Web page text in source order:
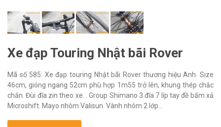
Xe đạp Touring Nhật bãi Rover
Mã số 585: Xe đạp touring Nhật bãi Rover thương hiệu Anh. Size
46cm, gióng ngang 52cm phù hợp 1m55 trở lên, khung thép chắc
chắn. Đùi đĩa zin theo xe. . Group Shimano 3 đĩa 7 líp tay đề bấm xả
Microshift. Mayo nhôm Valisun. Vành nhôm 2 lớp...